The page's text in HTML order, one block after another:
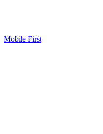
Mobile First